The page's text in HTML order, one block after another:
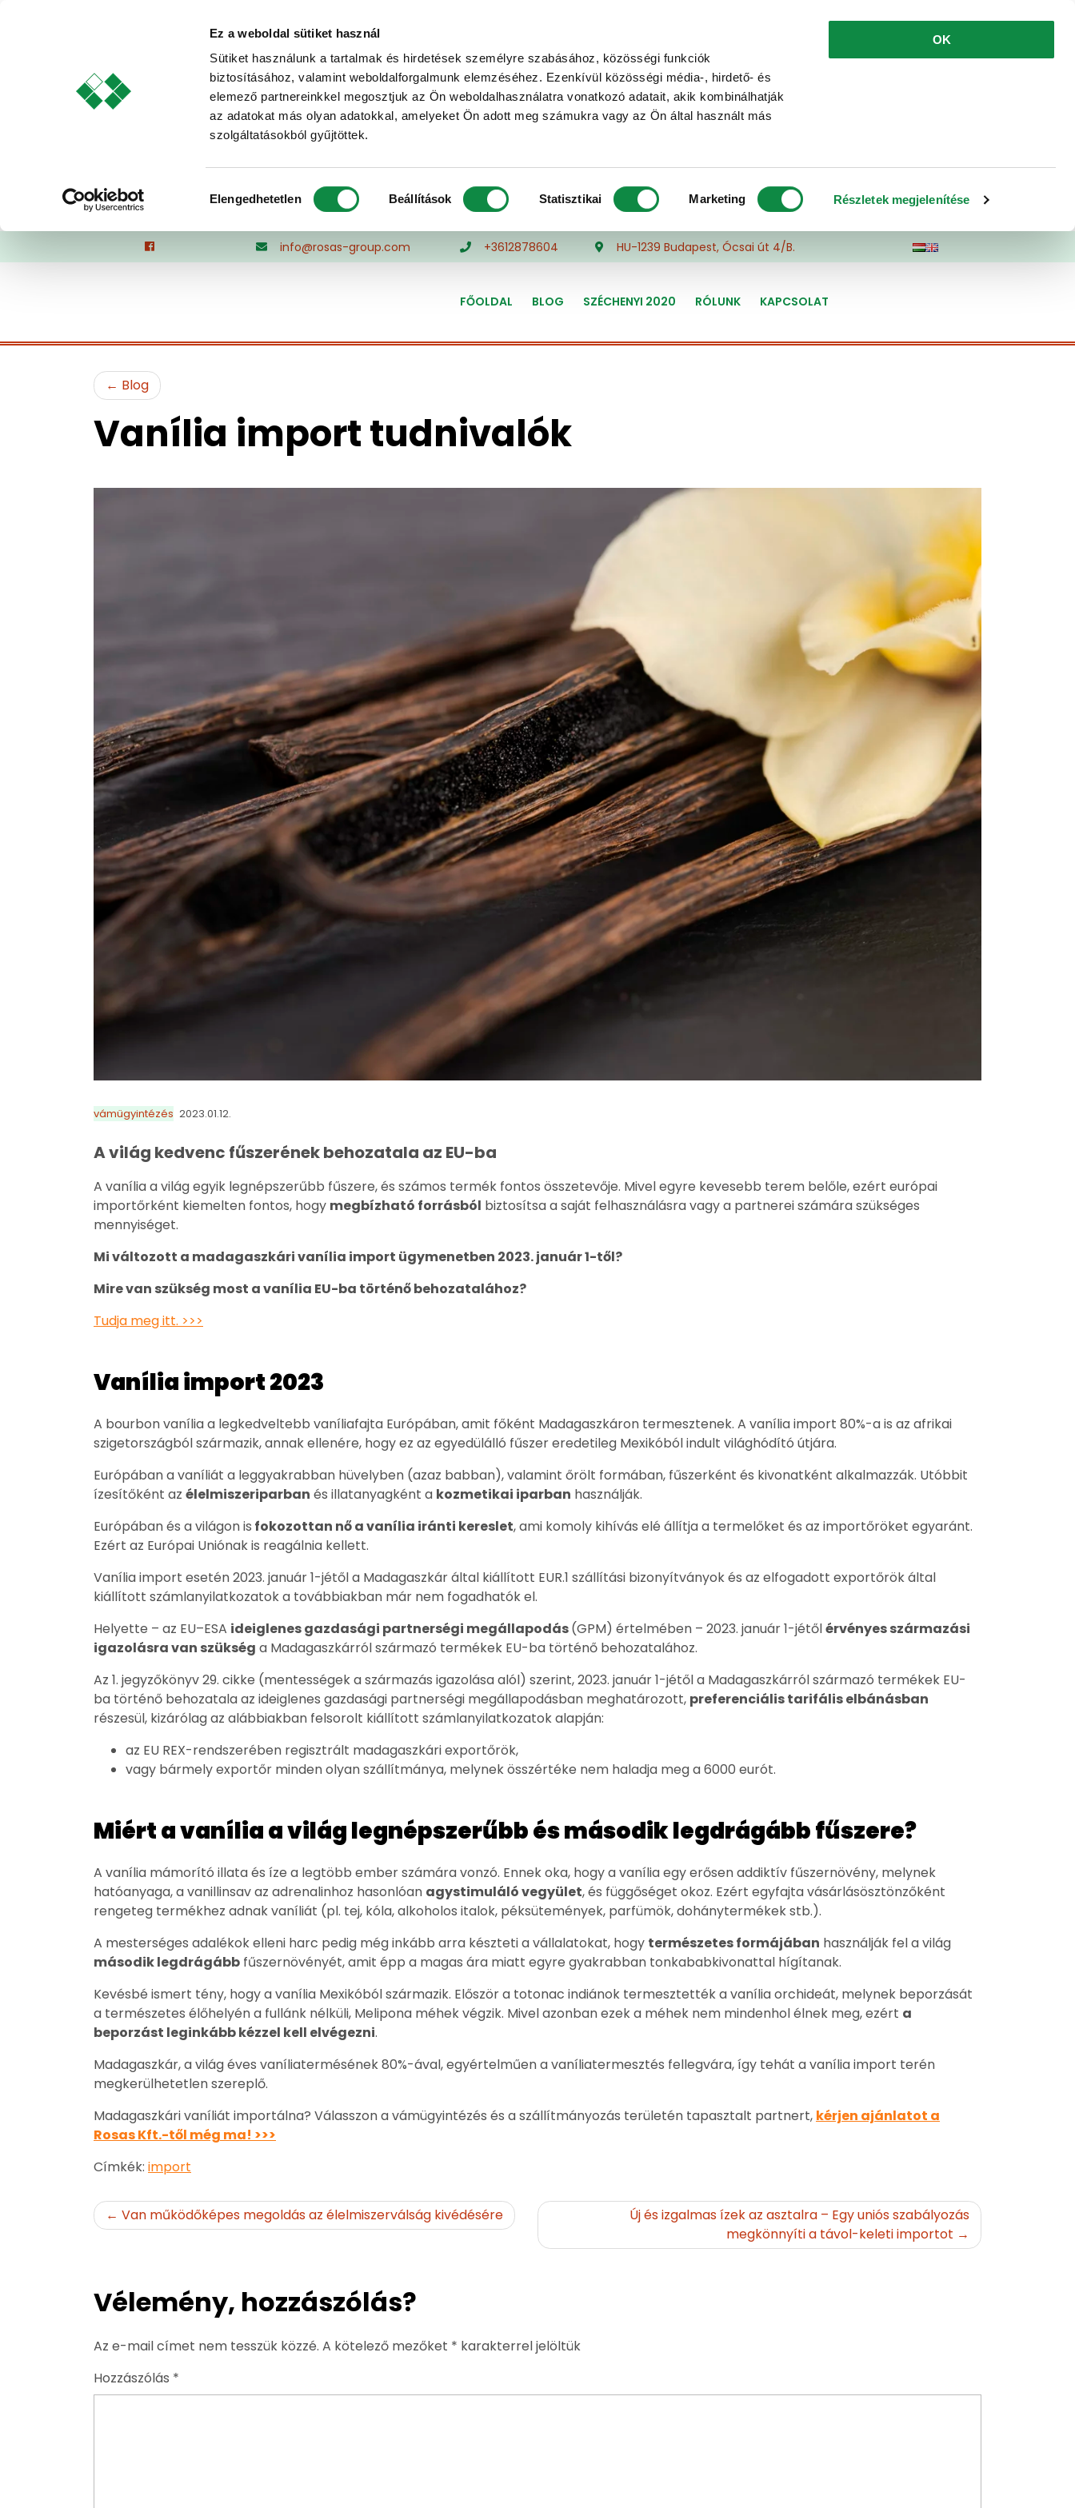
Ez a weboldal sütiket használ
Sütiket használunk a tartalmak és hirdetések személyre szabásához, közösségi funkciók
biztosításához, valamint weboldalforgalmunk elemzéséhez. Ezenkívül közösségi média-, hirdető- és
elemező partnereinkkel megosztjuk az Ön weboldalhasználatra vonatkozó adatait, akik kombinálhatják
az adatokat más olyan adatokkal, amelyeket Ön adott meg számukra vagy az Ön által használt más
szolgáltatásokból gyűjtöttek.
kiválasztása
Elengedhetetlen Beállítások Statisztikai Marketing Részletek megjelenítése
OK
to
info@rosas-group.com +3612878604 HU-1239 Budapest, Ócsai út 4/B.
FŐOLDAL BLOG SZÉCHENYI 2020 RÓLUNK KAPCSOLAT
Blog
Vanília import tudnivalók
vámügyintézés 2023.01.12.
A világ kedvenc fűszerének behozatala az EU-ba
A vanília a világ egyik legnépszerűbb fűszere, és számos termék fontos összetevője. Mivel egyre kevesebb terem belőle, ezért európai
importőrként kiemelten fontos, hogy megbízható forrásból biztosítsa a saját felhasználásra vagy a partnerei számára szükséges
mennyiséget.
Mi változott a madagaszkári vanília import ügymenetben 2023. január 1-től?
Mire van szükség most a vanília EU-ba történő behozatalához?
Tudja meg itt. >>>
Vanília import 2023
A bourbon vanília a legkedveltebb vaníliafajta Európában, amit főként Madagaszkáron termesztenek. A vanília import 80%-a is az afrikai
szigetországból származik, annak ellenére, hogy ez az egyedülálló fűszer eredetileg Mexikóból indult világhódító útjára.
Európában a vaníliát a leggyakrabban hüvelyben (azaz babban), valamint őrölt formában, fűszerként és kivonatként alkalmazzák. Utóbbit
ízesítőként az élelmiszeriparban és illatanyagként a kozmetikai iparban használják.
Európában és a világon is fokozottan nő a vanília iránti kereslet, ami komoly kihívás elé állítja a termelőket és az importőröket egyaránt.
Ezért az Európai Uniónak is reagálnia kellett.
Vanília import esetén 2023. január 1-jétől a Madagaszkár által kiállított EUR.1 szállítási bizonyítványok és az elfogadott exportőrök által
kiállított számlanyilatkozatok a továbbiakban már nem fogadhatók el.
Helyette – az EU–ESA ideiglenes gazdasági partnerségi megállapodás(GPM) értelmében – 2023. január 1-jétőlérvényes származási
igazolásra van szükség a Madagaszkárról származó termékek EU-ba történő behozatalához.
Az 1. jegyzőkönyv 29. cikke (mentességek a származás igazolása alól) szerint, 2023. január 1-jétől a Madagaszkárról származó termékek EU-
ba történő behozatala az ideiglenes gazdasági partnerségi megállapodásban meghatározott, preferenciális tarifális elbánásban
részesül, kizárólag az alábbiakban felsorolt kiállított számlanyilatkozatok alapján:
az EU REX-rendszerében regisztrált madagaszkári exportőrök,
vagy bármely exportőr minden olyan szállítmánya, melynek összértéke nem haladja meg a 6000 eurót.
Miért a vanília a világ legnépszerűbb és második legdrágább fűszere?
A vanília mámorító illata és íze a legtöbb ember számára vonzó. Ennek oka, hogy a vanília egy erősen addiktív fűszernövény, melynek
hatóanyaga, a vanillinsav az adrenalinhoz hasonlóan agystimuláló vegyület, és függőséget okoz. Ezért egyfajta vásárlásösztönzőként
rengeteg termékhez adnak vaníliát (pl. tej, kóla, alkoholos italok, péksütemények, parfümök, dohánytermékek stb.).
A mesterséges adalékok elleni harc pedig még inkább arra készteti a vállalatokat, hogy természetes formájában használják fel a világ
második legdrágább fűszernövényét, amit épp a magas ára miatt egyre gyakrabban tonkababkivonattal hígítanak.
Kevésbé ismert tény, hogy a vanília Mexikóból származik. Először a totonac indiánok termesztették a vanília orchideát, melynek beporzását
a természetes élőhelyén a fullánk nélküli, Melipona méhek végzik. Mivel azonban ezek a méhek nem mindenhol élnek meg, ezért a
beporzást leginkább kézzel kell elvégezni.
Madagaszkár, a világ éves vaníliatermésének 80%-ával, egyértelműen a vaníliatermesztés fellegvára, így tehát a vanília import terén
megkerülhetetlen szereplő.
Madagaszkári vaníliát importálna? Válasszon a vámügyintézés és a szállítmányozás területén tapasztalt partnert, kérjen ajánlatot a
Rosas Kft.-től még ma! >>>
Címkék: import
Bejegyzés
Van működőképes megoldás az élelmiszerválság kivédésére
Új és izgalmas ízek az asztalra – Egy uniós szabályozás
megkönnyíti a távol-keleti importot
Vélemény, hozzászólás?
Az e-mail címet nem tesszük közzé. A kötelező mezőket * karakterrel jelöltük
Hozzászólás *